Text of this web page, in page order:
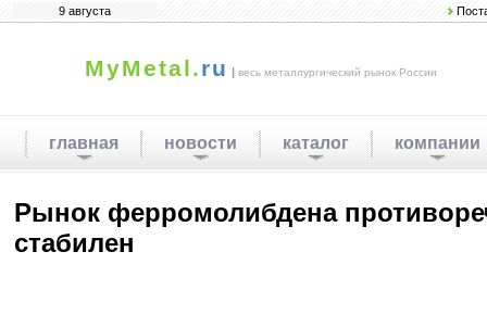
9 августа
MyMetal.ru | весь металлургический рынок России
главная новости каталог компании
Рынок ферромолибдена
стабилен